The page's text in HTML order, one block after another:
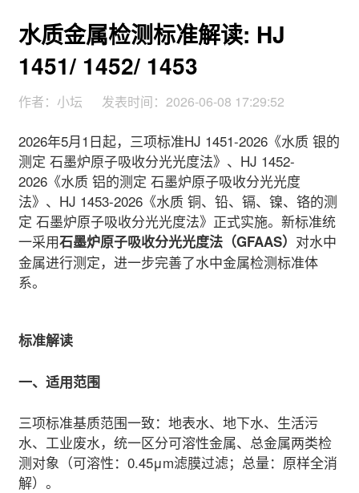
水质金属检测标准解读: HJ
1451/ 1452/ 1453
作者：小坛 发表时间：2026-06-08 17:29:52
2026年5月1日起，三项标准HJ 1451-2026《水质 银的
测定 石墨炉原子吸收分光光度法》、HJ 1452-
2026《水质 铝的测定 石墨炉原子吸收分光光度
法》、HJ 1453-2026《水质 铜、铅、镉、镍、铬的测
定 石墨炉原子吸收分光光度法》正式实施。新标准统
一采用石墨炉原子吸收分光光度法（GFAAS） 对水中
金属进行测定，进一步完善了水中金属检测标准体
系。
标准解读
一、适用范围
三项标准基质范围一致：地表水、地下水、生活污
水、工业废水，统一区分可溶性金属、总金属两类检
测对象（可溶性：0.45μm滤膜过滤；总量：原样全消
解）。